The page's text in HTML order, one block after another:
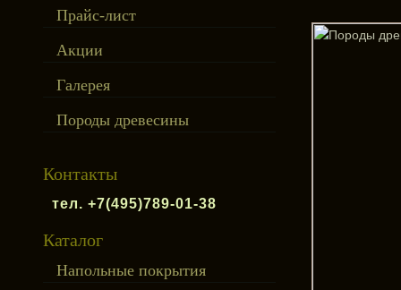
Прайс-лист
Акции
Галерея
Породы древесины
Контакты
тел. +7(495)789-01-38
Каталог
Напольные покрытия